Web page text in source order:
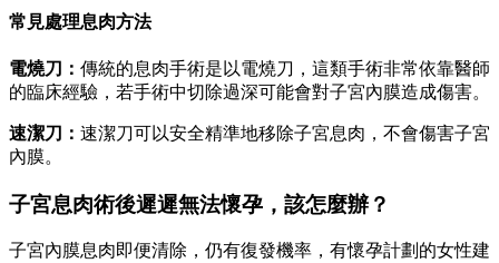
常見處理息肉方法
電燒刀： 傳統的息肉手術是以電燒刀，這類手術非常依靠醫師
的臨床經驗，若手術中切除過深可能會對子宮內膜造成傷害。
速潔刀： 速潔刀可以安全精準地移除子宮息肉，不會傷害子宮
內膜。
子宮息肉術後遲遲無法懷孕，該怎麼辦？
子宮內膜息肉即便清除，仍有復發機率，有懷孕計劃的女性建